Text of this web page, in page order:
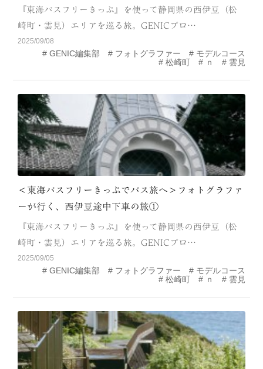
『東海バスフリーきっぷ』を使って静岡県の西伊豆（松
崎町・雲見）エリアを巡る旅。GENICプロ…
2025/09/08
GENIC編集部 フォトグラファー
モデルコース
松崎町
ｎ 雲見
＜東海バスフリーきっぷでバス旅へ＞フォトグラファ
ーが行く、西伊豆途中下車の旅①
『東海バスフリーきっぷ』を使って静岡県の西伊豆（松
崎町・雲見）エリアを巡る旅。GENICプロ…
2025/09/05
GENIC編集部 フォトグラファー
モデルコース
松崎町
ｎ 雲見